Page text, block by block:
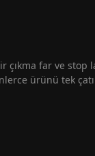
çıkma far ve stop
ürünü tek